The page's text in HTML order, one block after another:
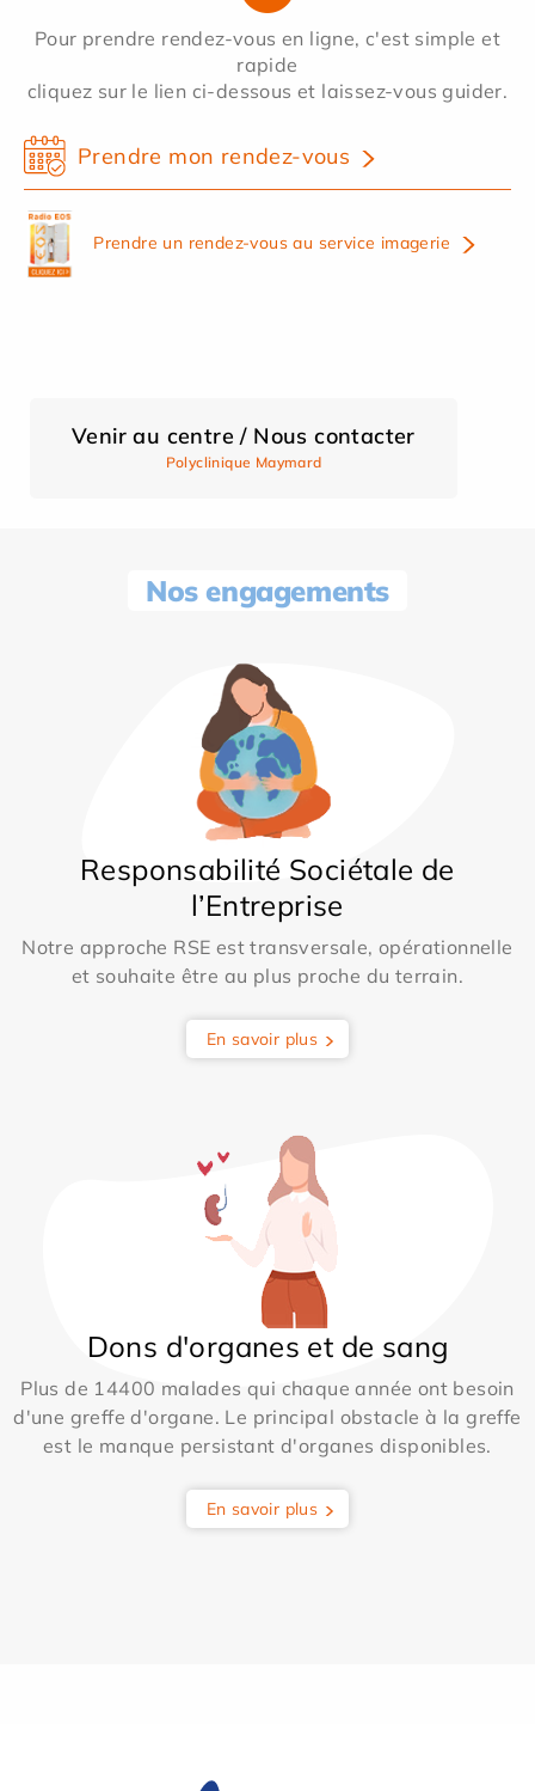
Pour prendre rendez-vous en ligne, c'est simple et
rapide
cliquez sur le lien ci-dessous et laissez-vous guider.
Prendre mon rendez-vous
Prendre un rendez-vous au service imagerie
Venir au centre / Nous contacter
Polyclinique Maymard
Nos engagements
Responsabilité Sociétale de
l’Entreprise
Notre approche RSE est transversale, opérationnelle
et souhaite être au plus proche du terrain.
En savoir plus
Dons d'organes et de sang
Plus de 14400 malades qui chaque année ont besoin
d'une greffe d'organe. Le principal obstacle à la greffe
est le manque persistant d'organes disponibles.
En savoir plus